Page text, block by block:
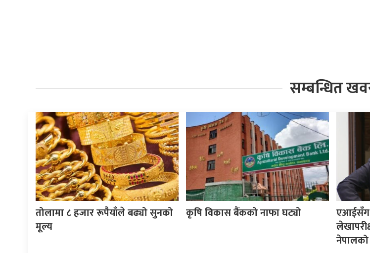
सम्बन्धित
तोलामा ८ हजार रूपैयाँले बढ्यो सुनको
मूल्य
कृषि विकास बैंकको नाफा घट्यो
एआईसँग